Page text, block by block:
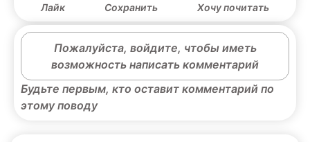
Лайк Сохранить Хочу почитать
Пожалуйста, войдите, чтобы иметь
возможность написать комментарий
Будьте первым, кто оставит комментарий по
этому поводу